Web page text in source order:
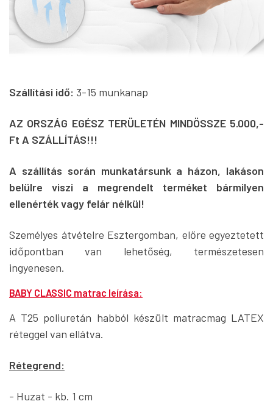
Szállítási idő: 3-15 munkanap
AZ ORSZÁG EGÉSZ TERÜLETÉN MINDÖSSZE 5.000,-
Ft A SZÁLLÍTÁS!!!
A szállítás során munkatársunk a házon, lakáson
belülre viszi a megrendelt terméket bármilyen
ellenérték vagy felár nélkül!
Személyes átvételre Esztergomban, előre egyeztetett
időpontban van lehetőség, természetesen
ingyenesen.
BABY CLASSIC matrac leírása:
A T25 poliuretán habból készült matracmag LATEX
réteggel van ellátva.
Rétegrend:
- Huzat - kb. 1 cm